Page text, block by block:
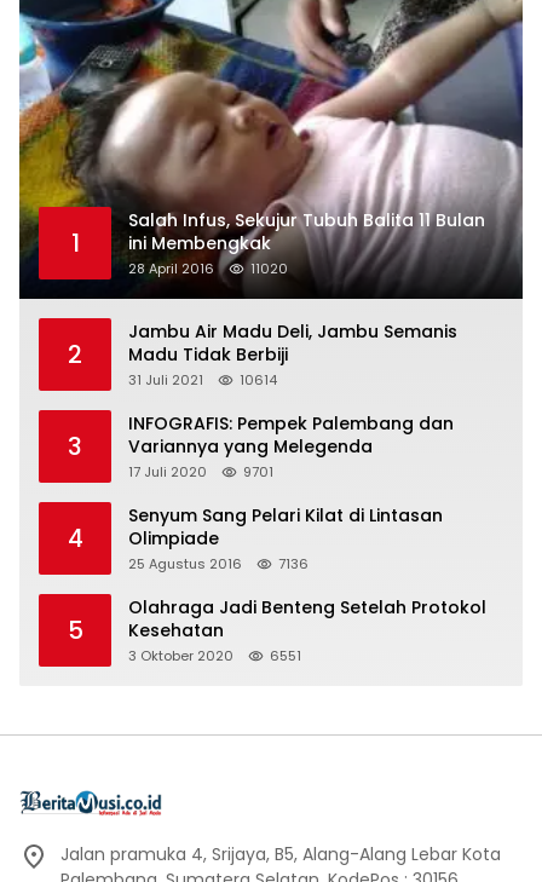
1
Salah Infus, Sekujur Tubuh Balita 11 Bulan
ini Membengkak
28 April 2016 11020
2
Jambu Air Madu Deli, Jambu Semanis
Madu Tidak Berbiji
31 Juli 2021 10614
3
INFOGRAFIS: Pempek Palembang dan
Variannya yang Melegenda
17 Juli 2020 9701
4
Senyum Sang Pelari Kilat di Lintasan
Olimpiade
25 Agustus 2016 7136
5
Olahraga Jadi Benteng Setelah Protokol
Kesehatan
3 Oktober 2020 6551
Jalan pramuka 4, Srijaya, B5, Alang-Alang Lebar Kota